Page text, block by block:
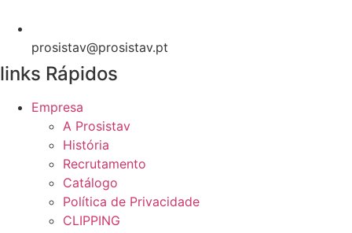
prosistav@prosistav.pt
links Rápidos
Empresa
A Prosistav
História
Recrutamento
Catálogo
Política de Privacidade
CLIPPING